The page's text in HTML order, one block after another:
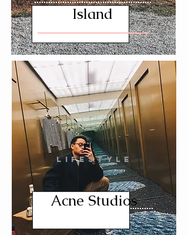
Island
LIFESTYLE
Acne Studios